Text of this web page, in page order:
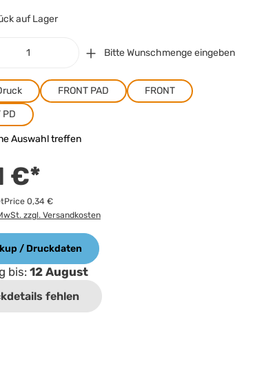
auf Lager
Bitte Wunschmenge eingeben
FRONT PAD
FRONT
PD
Auswahl treffen
€*
0,34 €
zzgl. Versandkosten
/ Druckdaten
bis: 12 August
fehlen